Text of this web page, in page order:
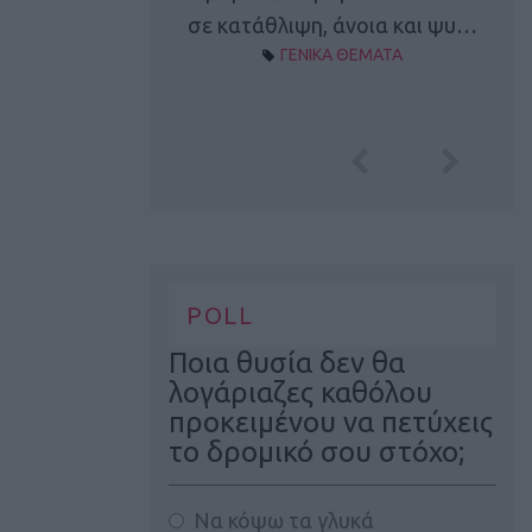
σε κατάθλιψη, άνοια και ψυ…
ΓΕΝΙΚΑ ΘΕΜΑΤΑ
POLL
Ποια θυσία δεν θα
λογάριαζες καθόλου
προκειμένου να πετύχεις
το δρομικό σου στόχο;
Να κόψω τα γλυκά